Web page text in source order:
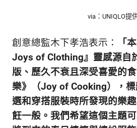
via：UNIQLO提
創意總監木下孝浩表示：
「
Joys of Clothing』靈感源自
版、歷久不衰且深受喜愛的
樂》（Joy of Cooking），
選和穿搭服裝時所發現的樂
飪一般。我們希望這個主題